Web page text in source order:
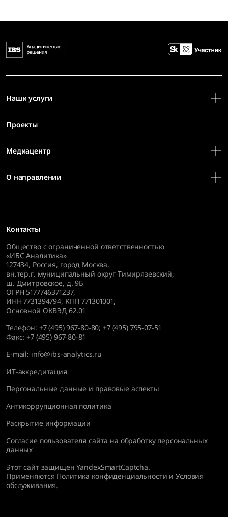
Контакты
Общество с ограниченной ответственностью
«ИБС Аналитика»
127434, Россия, город Москва,
вн.тер.г. муниципальный округ Тимирязевский,
ш. Дмитровское, д. 9Б
ОГРН 5177746371237,
ИНН 7731394794, КПП 771301001,
Основной ОКВЭД 62.01
Телефон: +7 (495) 967-80-80; +7 (495) 795-07-51
Факс:+7 (495) 967-80-81
E-mail: info@ibs-analytics.ru
ИТ-аккредитация
Персональные данные и правовые аспекты
Антикоррупционная политика
Раскрытие информации
Согласие пользователя сайта на обработку персональных
данных
Этот сайт защищен YandexSmartCaptcha.
Применяются Политика конфиденциальности иУсловия
обслуживания.
Наши услуги
Проекты
Медиацентр
О направлении